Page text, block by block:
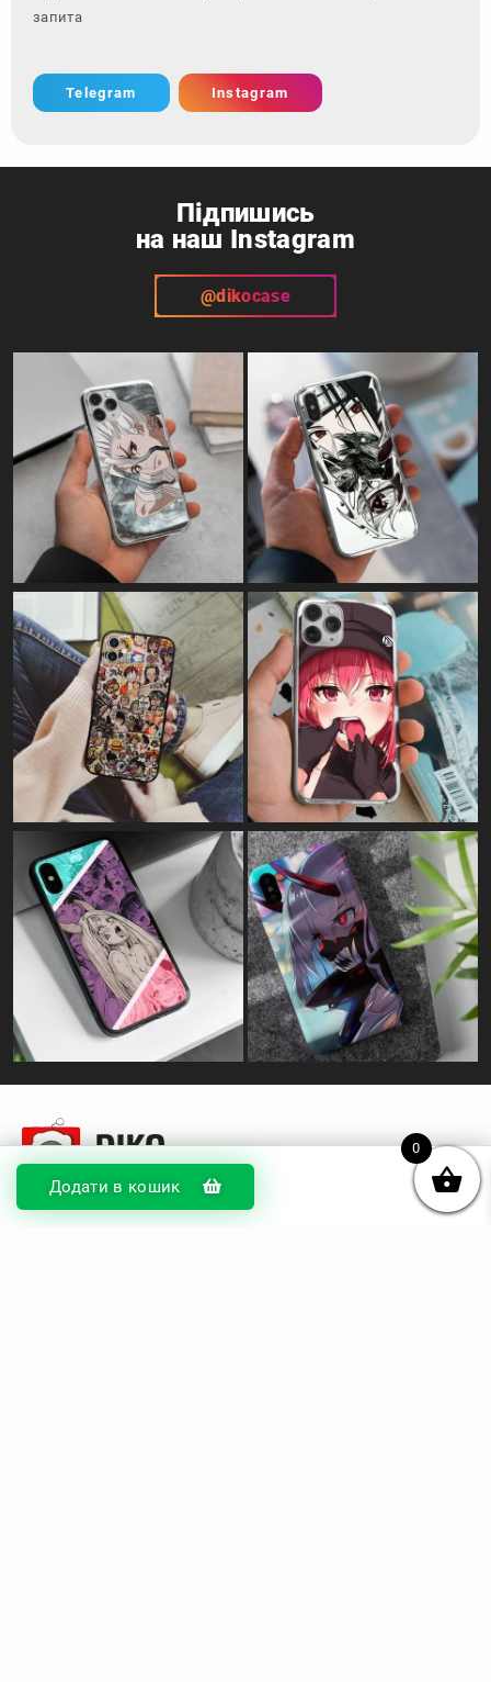
Додати в кошик
запитання - зверні
Telegram Instagram
Підпишись
на наш Instagram
@dikocase
0